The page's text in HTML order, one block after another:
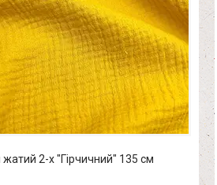
жатий 2-х "Гірчичний" 135 см